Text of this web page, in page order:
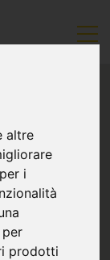
altre
i
per
prodotti